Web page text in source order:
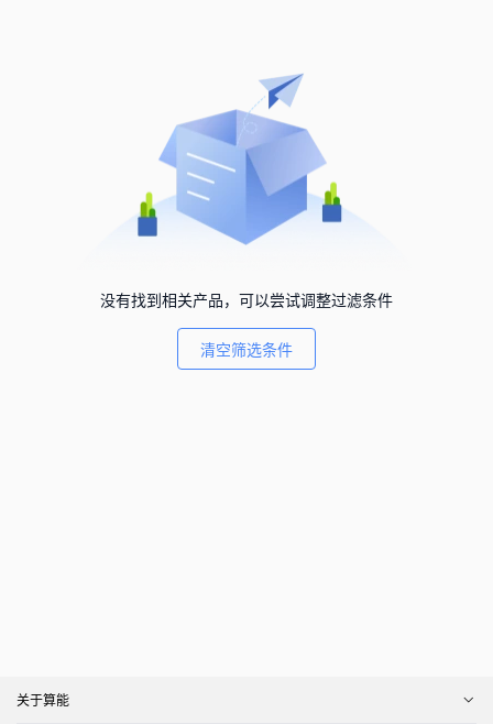
没有找到相关产品，可以尝试调整过滤条件
清空筛选条件
关于算能